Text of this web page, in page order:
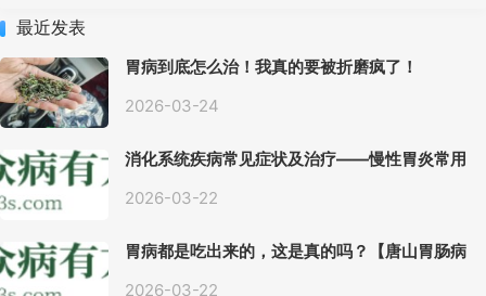
功效,
还能
治疗
多种
常见
的疾
病呢!
药用
方法
病!
明显!
最近发表
胃病到底怎么治！我真的要被折磨疯了！
2026-03-24
消化系统疾病常见症状及治疗——慢性胃炎常用
2026-03-22
胃病都是吃出来的，这是真的吗？【唐山胃肠病
2026-03-22